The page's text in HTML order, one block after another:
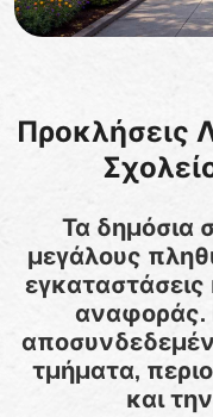
Προκλήσεις
Τα δημόσια
μεγάλους
εγκαταστάσεις
αναφοράς.
τμήματα,
και